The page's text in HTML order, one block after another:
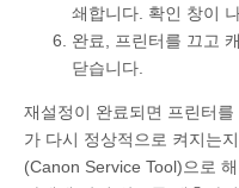
쇄합니다. 확인 창이
완료, 프린터를 끄고
닫습니다.
재설정이 완료되면 프린터
가 다시 정상적으로 켜지는
(Canon Service Tool)으로